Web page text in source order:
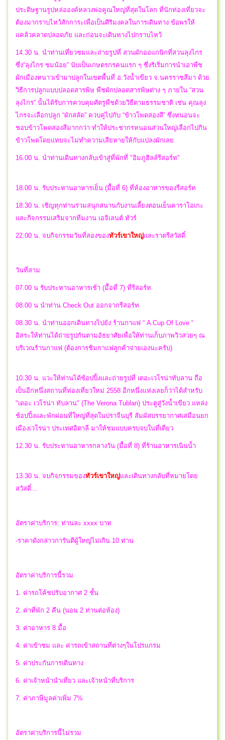
ประดิษฐานรูปหล่อองค์หลวงพ่อคูณใหญ่ที่สุดในโลก ที่นักท่องเที่ยวจะ
ต้องมากราบไหว้สักการะเพื่อเป็นศิริมงคลในการเดินทาง ข้อพรให้
แคล้วคลาดปลอดภัย และก่อนจะเดินทางไปกราบไหว้
14.30 น. นำท่านเที่ยวชมและถ่ายรูปที่ สวนผักออแกนิกที่สวนลุงไกร
ซึ่ง“ลุงไกร ชมน้อย” นับเป็นเกษตรกรคนแรก ๆ ซึ่งริเริ่มการนำเอาพืช
ผักเมืองหนาวเข้ามาปลูกในเขตพื้นที่ อ.วังน้ำเขียว จ.นครราชสีมา ด้วย
วิธีการปลูกแบบปลอดสารพิษ พืชผักปลอดสารพิษต่าง ๆ ภายใน “สวน
ลุงไกร” นั้นได้รับการควบคุมศัตรูพืชด้วยวิธีตามธรรมชาติ เช่น คุณลุง
ไกรจะเลือกปลูก “ผักสลัด” ควบคู่ไปกับ “ข้าวโพดสองสี” ซึ่งหนอนจะ
ชอบข้าวโพดสองสีมากกว่า ทำให้ประชากรหนอนส่วนใหญ่เลือกไปกิน
ข้าวโพดโดยแทบจะไม่ทำความเสียหายให้กับแปลงผักเลย
16.00 น. นำท่านเดินทางกลับเข้าสู่ที่พักที่ "อิมภูฮิลล์รีสอร์ท"
18.00 น. รับประทานอาหารเย็น (มื้อที่ 6) ที่ห้องอาหารของรีสอร์ท
18.30 น. เชิญทุกท่านร่วมสนุกสนานกับงานเลี้ยงตอนเย็นคาราโอเกะ
และกิจกรรมเสริมจากทีมงาน เอจิเลนต์ ทัวร์
22.00 น. จบกิจกรรมวันที่สองของทัวร์เขาใหญ่และราตรีสวัสดิ์
วันที่สาม
07.00 น รับประทานอาหารเช้า (มื้อที่ 7) ที่รีสอร์ท
08.00 น นำท่าน Check Out ออกจากรีสอร์ท
08.30 น. นำท่านออกเดินทางไปยัง ร้านกาแฟ “ A Cup Of Love “
อิสระให้ท่านได้ถ่ายรูปกันตามอัธยาศัยเพื่อให้ท่านเก็บภาพวิวสวยๆ ณ
บริเวณร้านกาแฟ (ต้องการชิมกาแฟลูกค้าจ่ายเองนะครับ)
10.30 น. แวะให้ท่านได้ช้อปปิ้งและถ่ายรูปที่ เดอะเวโรน่าทับลาน ถือ
เป็นอีกหนึ่งสถานที่ท่องเที่ยวใหม่ 2558 อีกหนึ่งแห่งเลยก็ว่าได้สำหรับ
"เดอะ เวโรน่า ทับลาน" (The Verona Tublan) ประตูสู่วังน้ำเขียว แหล่ง
ช้อปปิ้งและพักผ่อนที่ใหญ่ที่สุดในปราจีนบุรี สัมผัสบรรยากาศเสมือนยก
เมืองเวโรน่า ประเทศอิตาลี มาให้ชมแบบครบจบในที่เดียว
12.30 น. รับประทานอาหารกลางวัน (มื้อที่ 8) ที่ร้านอาหารเนินน้ำ
13.30 น. จบกิจกรรมของทัวร์เขาใหญ่และเดินทางกลับที่หมายโดย
สวัสดิ์...
อัตราค่าบริการ: ท่านละ xxxx บาท
-ราคาดังกล่าวการันตีผู้ใหญ่ไม่เกิน 10 ท่าน
อัตราค่าบริการนี้รวม
1. ค่ารถโค้ชปรับอากาศ 2 ชั้น
2. ค่าที่พัก 2 คืน (นอน 2 ท่านต่อห้อง)
3. ค่าอาหาร 8 มื้อ
4. ค่าเข้าชม และ ค่ารถเข้าสถานที่ต่างๆในโปรแกรม
5. ค่าประกันการเดินทาง
6. ค่าเจ้าหน้านำเที่ยว และเจ้าหน้าที่บริการ
7. ค่าภาษีมูลค่าเพิ่ม 7%
อัตราค่าบริการนี้ไม่รวม